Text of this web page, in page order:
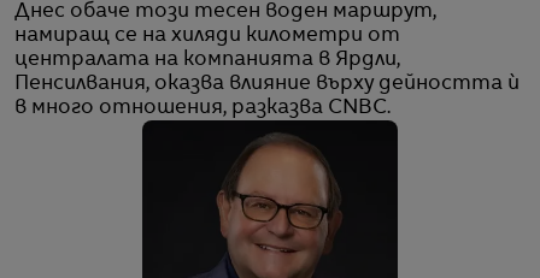
Днес обаче този тесен воден маршрут,
намиращ се на хиляди километри от
централата на компанията в Ярдли,
Пенсилвания, оказва влияние върху дейността ѝ
в много отношения, разказва CNBC.